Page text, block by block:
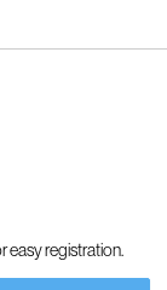
easy registration.